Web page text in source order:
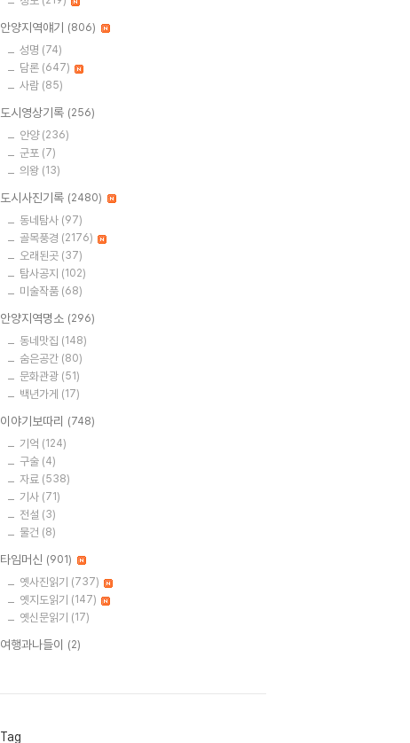
안양지역얘기 (806)
성명 (74)
담론 (647)
사람 (85)
도시영상기록 (256)
안양 (236)
군포 (7)
의왕 (13)
도시사진기록 (2480)
동네탐사 (97)
골목풍경 (2176)
오래된곳 (37)
탐사공지 (102)
미술작품 (68)
안양지역명소 (296)
동네맛집 (148)
숨은공간 (80)
문화관광 (51)
백년가게 (17)
이야기보따리 (748)
기억 (124)
구술 (4)
자료 (538)
기사 (71)
전설 (3)
물건 (8)
타임머신 (901)
옛사진읽기 (737)
옛지도읽기 (147)
옛신문읽기 (17)
여행과나들이 (2)
Tag